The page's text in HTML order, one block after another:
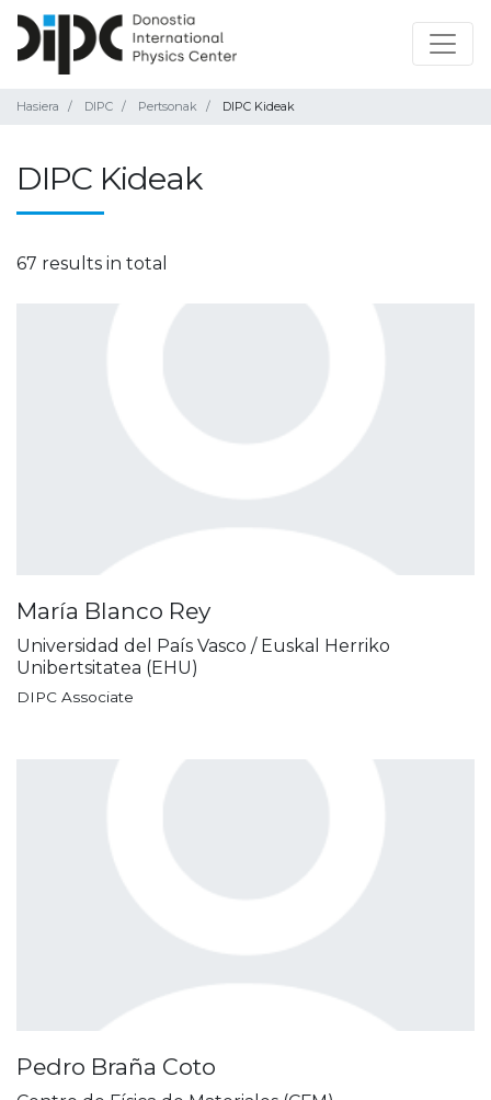
Hasiera DIPC Pertsonak DIPC Kideak
DIPC Kideak
67 results in total
María Blanco Rey
Universidad del País Vasco / Euskal Herriko
Unibertsitatea (EHU)
DIPC Associate
Pedro Braña Coto